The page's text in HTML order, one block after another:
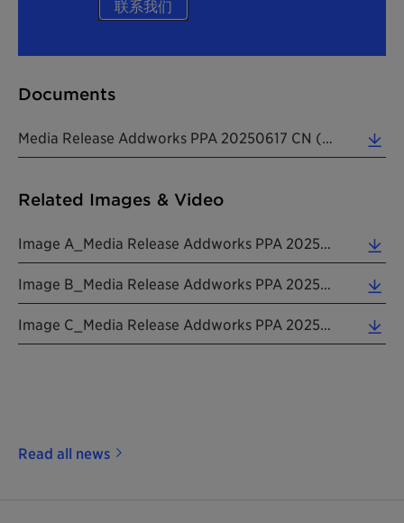
联系我们
Documents
Related Images & Video
Read all news